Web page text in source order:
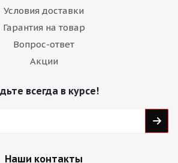
Условия доставки
Гарантия на товар
Вопрос-ответ
Акции
всегда в курсе!
Наши контакты